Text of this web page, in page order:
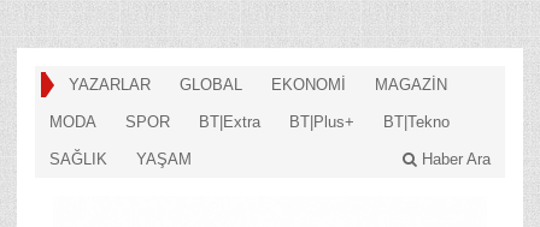
YAZARLAR GLOBAL EKONOMİ MAGAZİN
MODA SPOR BT|Extra BT|Plus+ BT|Tekno
SAĞLIK YAŞAM Haber Ara